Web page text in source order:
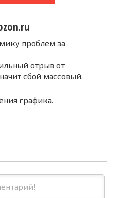
проблем за
отрыв от
сбой массовый.
графика.